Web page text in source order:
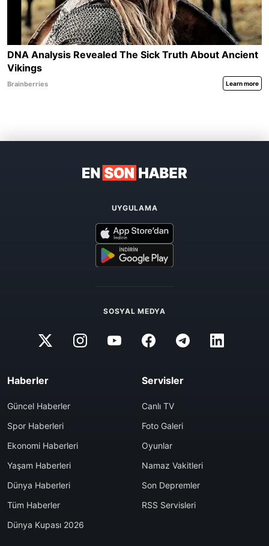
UYGULAMA
SOSYAL MEDYA
Haberler
Güncel Haberler
Spor Haberleri
Ekonomi Haberleri
Yaşam Haberleri
Dünya Haberleri
Tüm Haberler
Dünya Kupası 2026
Servisler
Canlı TV
Foto Galeri
Oyunlar
Namaz Vakitleri
Son Depremler
RSS Servisleri